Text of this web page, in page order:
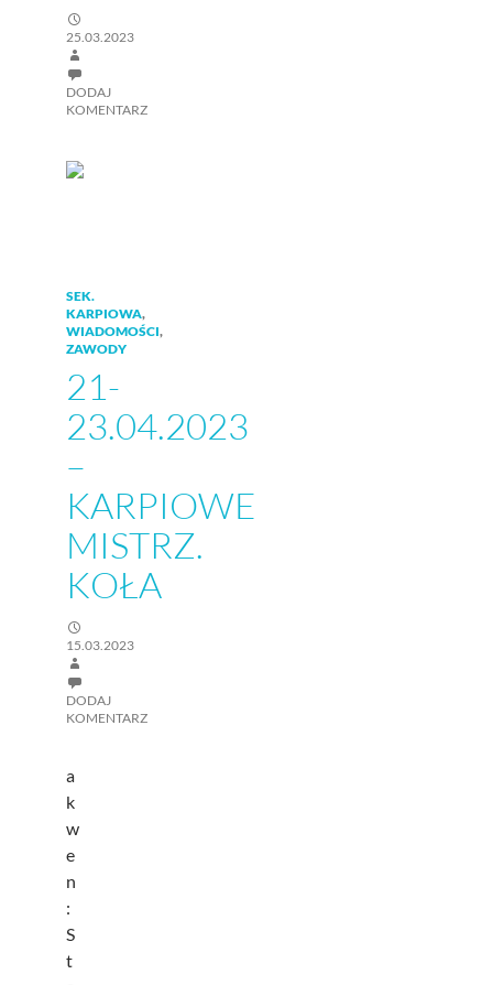
25.03.2023
DODAJ
KOMENTARZ
SEK.
KARPIOWA,
WIADOMOŚCI,
ZAWODY
21-
23.04.2023
–
KARPIOWE
MISTRZ.
KOŁA
15.03.2023
DODAJ
KOMENTARZ
a
k
w
e
n
:
S
t